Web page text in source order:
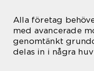
Alla företag
med avancerade
genomtänkt
delas in i några